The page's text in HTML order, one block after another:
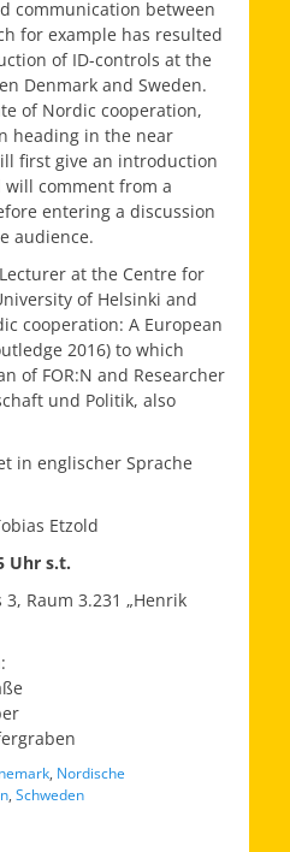
communication between
for example has resulted
of ID-controls at the
Denmark and Sweden.
of Nordic cooperation,
heading in the near
first give an introduction
will comment from a
entering a discussion
audience.
at the Centre for
of Helsinki and
cooperation: A European
2016) to which
of FOR:N and Researcher
und Politik, also
in englischer Sprache
Etzold
Uhr s.t.
Raum 3.231 „Henrik
, Nordische
, Schweden